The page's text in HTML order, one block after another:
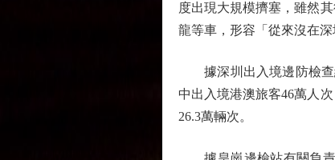
度出現大規模擠塞，雖然
龍等車，形容「從來沒在
據深圳出入境邊防檢查
中出入境港澳旅客46萬人
26.3萬輛次。